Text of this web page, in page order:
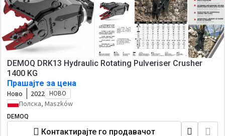
DEMOQ DRK13 Hydraulic Rotating Pulveriser Crusher
1400 KG
Прашајте за цена
Ново 2022 НОВО
Полска, Maszków
DEMOQ
Контактирајте го продавачот